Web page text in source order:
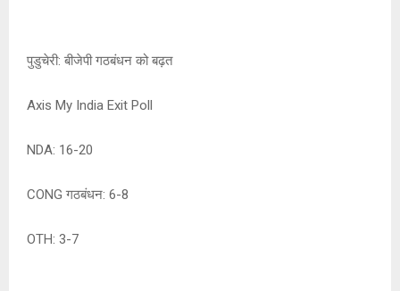
पुडुचेरी: बीजेपी गठबंधन को बढ़त
Axis My India Exit Poll
NDA: 16-20
CONG गठबंधन: 6-8
OTH: 3-7